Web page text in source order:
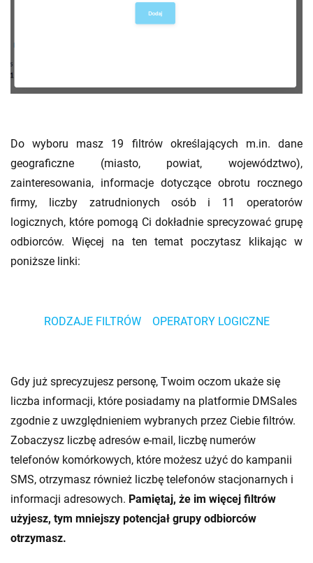
Do wyboru masz 19 filtrów określających m.in. dane
geograficzne (miasto, powiat, województwo),
zainteresowania, informacje dotyczące obrotu rocznego
firmy, liczby zatrudnionych osób i 11 operatorów
logicznych, które pomogą Ci dokładnie sprecyzować grupę
odbiorców. Więcej na ten temat poczytasz klikając w
poniższe linki:
RODZAJE FILTRÓW OPERATORY LOGICZNE
Gdy już sprecyzujesz personę, Twoim oczom ukaże się
liczba informacji, które posiadamy na platformie DMSales
zgodnie z uwzględnieniem wybranych przez Ciebie filtrów.
Zobaczysz liczbę adresów e-mail, liczbę numerów
telefonów komórkowych, które możesz użyć do kampanii
SMS, otrzymasz również liczbę telefonów stacjonarnych i
informacji adresowych. Pamiętaj, że im więcej filtrów
użyjesz, tym mniejszy potencjał grupy odbiorców
otrzymasz.